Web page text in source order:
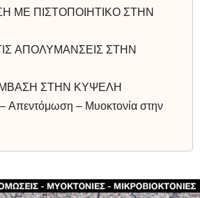
ΜΕ ΠΙΣΤΟΠΟΙΗΤΙΚΟ ΣΤΗΝ
ΑΠΟΛΥΜΑΝΣΕΙΣ ΣΤΗΝ
ΣΤΗΝ ΚΥΨΕΛΗ
Απεντόμωση – Μυοκτονία στην